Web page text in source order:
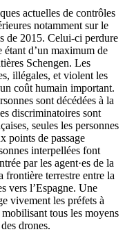
actuelles de contrôles
notamment sur le
de 2015. Celui-ci perdure
étant d’un maximum de
Schengen. Les
illégales, et violent les
coût humain important.
sont décédées à la
discriminatoires sont
seules les personnes
points de passage
interpellées font
par les agent·es de la
frontière terrestre entre la
vers l’Espagne. Une
vivement les préfets à
tous les moyens
drones.